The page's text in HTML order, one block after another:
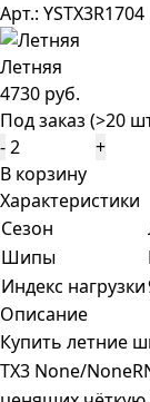
Арт.: YSTX3R1704
Летняя
4730 руб.
Под заказ (>20
-
+
В корзину
Характеристики
Сезон
Шипы
Индекс нагрузки
Описание
Купить летние
TX3 None/